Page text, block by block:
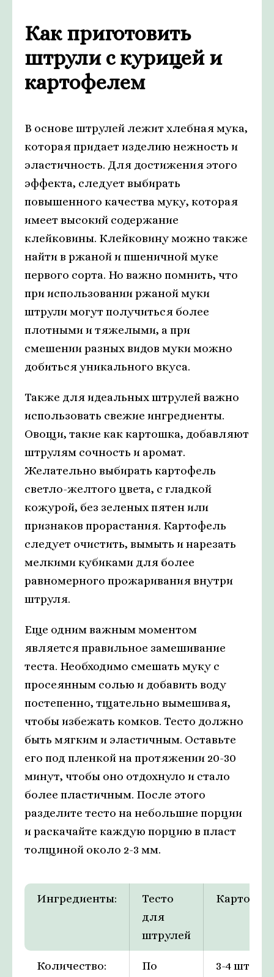
Как приготовить
штрули с курицей и
картофелем
В основе штрулей лежит хлебная мука,
которая придает изделию нежность и
эластичность. Для достижения этого
эффекта, следует выбирать
повышенного качества муку, которая
имеет высокий содержание
клейковины. Клейковину можно также
найти в ржаной и пшеничной муке
первого сорта. Но важно помнить, что
при использовании ржаной муки
штрули могут получиться более
плотными и тяжелыми, а при
смешении разных видов муки можно
добиться уникального вкуса.
Также для идеальных штрулей важно
использовать свежие ингредиенты.
Овощи, такие как картошка, добавляют
штрулям сочность и аромат.
Желательно выбирать картофель
светло-желтого цвета, с гладкой
кожурой, без зеленых пятен или
признаков прорастания. Картофель
следует очистить, вымыть и нарезать
мелкими кубиками для более
равномерного прожаривания внутри
штруля.
Еще одним важным моментом
является правильное замешивание
теста. Необходимо смешать муку с
просеянным солью и добавить воду
постепенно, тщательно вымешивая,
чтобы избежать комков. Тесто должно
быть мягким и эластичным. Оставьте
его под пленкой на протяжении 20-30
минут, чтобы оно отдохнуло и стало
более пластичным. После этого
разделите тесто на небольшие порции
и раскачайте каждую порцию в пласт
толщиной около 2-3 мм.
Ингредиенты:
Тесто
для
штрулей
Количество: По 3-4 шт.